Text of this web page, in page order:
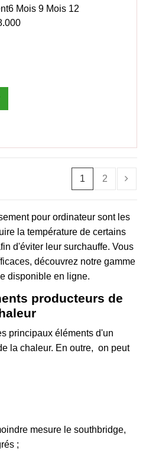
Mois 9 Mois 12
1 2
pour ordinateur sont les
la température de certains
d'éviter leur surchauffe. Vous
découvrez notre gamme
disponible en ligne.
producteurs de
principaux éléments d'un
la chaleur. En outre, on peut
mesure le southbridge,
;